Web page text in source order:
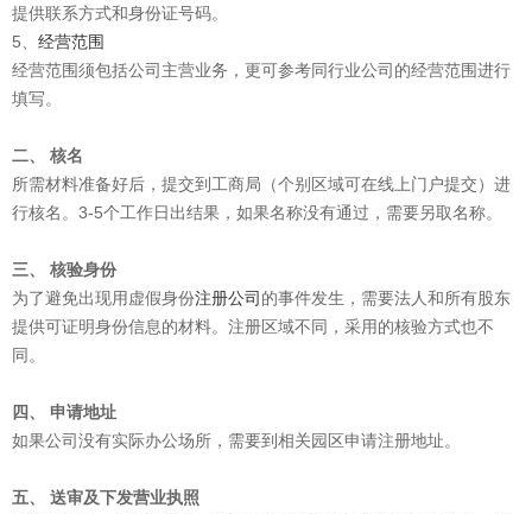
提供联系方式和身份证号码。
5、 经营范围
经营范围须包括公司主营业务，更可参考同行业公司的经营范围进行
填写。
二、 核名
所需材料准备好后，提交到工商局（个别区域可在线上门户提交）进
行核名。3-5个工作日出结果，如果名称没有通过，需要另取名称。
三、 核验身份
为了避免出现用虚假身份注册公司 的事件发生，需要法人和所有股东
提供可证明身份信息的材料。注册区域不同，采用的核验方式也不
同。
四、 申请地址
如果公司没有实际办公场所，需要到相关园区申请注册地址。
五、 送审及下发营业执照